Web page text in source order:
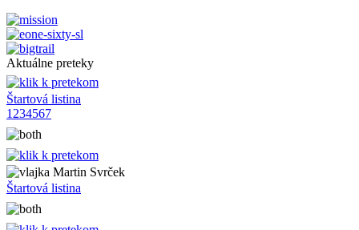
Aktuálne preteky
Štartová listina
1 234567
Martin Svrček
Štartová listina